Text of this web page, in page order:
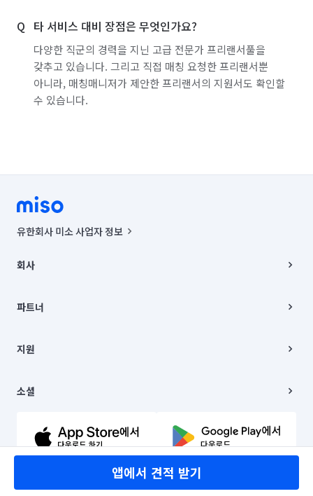
타 서비스 대비 장점은 무엇인가요?
다양한 직군의 경력을 지닌 고급 전문가 프리랜서풀을
갖추고 있습니다. 그리고 직접 매칭 요청한 프리랜서뿐
아니라, 매칭매니저가 제안한 프리랜서의 지원서도 확인할
수 있습니다.
앱에서 견적 받기
유한회사 미소 사업자 정보
00019 |
주소 | 본사: 서울특별시 종로구 율곡로 6(중학동, 트윈트리빌딩) B동 5층
컨택센터 : 서울특별시 종로구 수송동 율곡로 24, 7층, 8층 미소
상품, 상품정보, 거래에 관한 의무와 책임은 거래당사자에게 있습니다.
언론 보도 관련 문의:
© 유한회사 미소. Miso, Inc. All Rights Reserved.
회사
채용
파트너
이사
지원
이용약관
문의하기
소셜
유튜브